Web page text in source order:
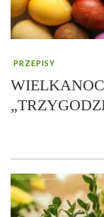
PRZEPISY